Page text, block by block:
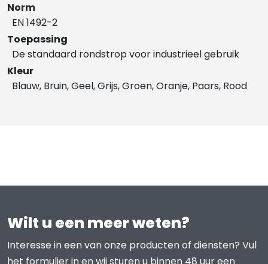
Norm
EN 1492-2
Toepassing
De standaard rondstrop voor industrieel gebruik
Kleur
Blauw, Bruin, Geel, Grijs, Groen, Oranje, Paars, Rood
Wilt u een meer weten?
Interesse in een van onze producten of diensten? Vul